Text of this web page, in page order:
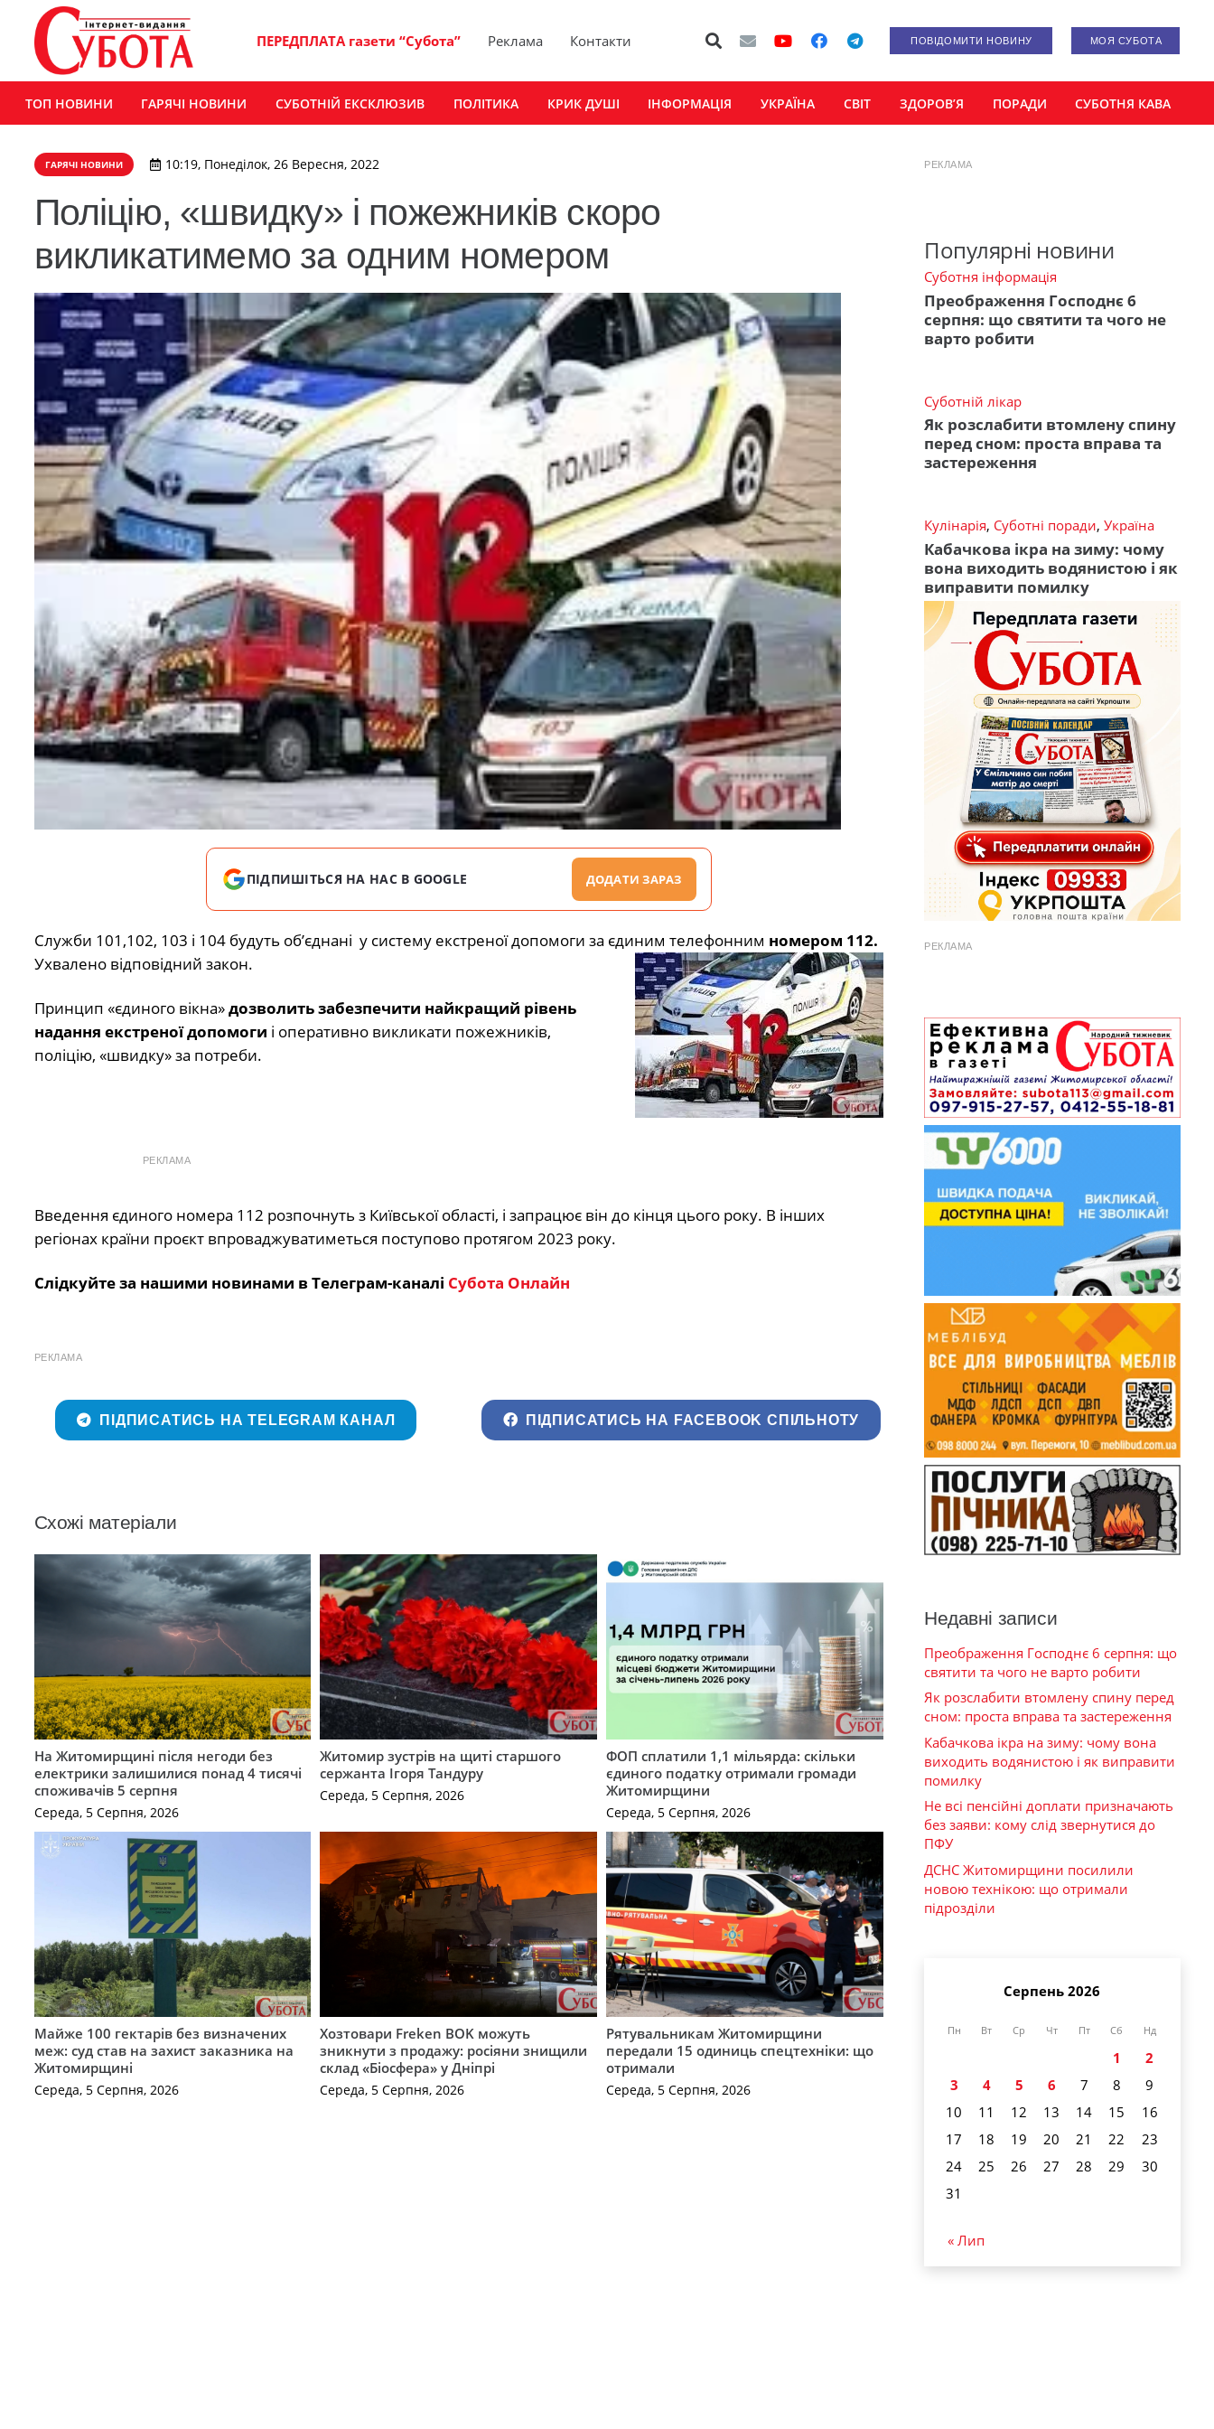
ПЕРЕДПЛАТА газети “Субота” Реклама Контакти ПОВІДОМИТИ НОВИНУ МОЯ СУБОТА
ТОП НОВИНИ ГАРЯЧІ НОВИНИ СУБОТНІЙ ЕКСКЛЮЗИВ ПОЛІТИКА КРИК ДУШІ ІНФОРМАЦІЯ УКРАЇНА СВІТ ЗДОРОВ’Я ПОРАДИ СУБОТНЯ КАВА
ГАРЯЧІ НОВИНИ 10:19, Понеділок, 26 Вересня, 2022
Поліцію, «швидку» і пожежників скоро
викликатимемо за одним номером
ПІДПИШІТЬСЯ НА НАС В GOOGLE ДОДАТИ ЗАРАЗ
Служби 101,102, 103 і 104 будуть об’єднані у систему екстреної допомоги за єдиним телефонним номером 112.
Ухвалено відповідний закон.
Принцип «єдиного вікна»дозволить забезпечити найкращий рівень
надання екстреної допомоги і оперативно викликати пожежників,
поліцію, «швидку» за потреби.
РЕКЛАМА
Введення єдиного номера 112 розпочнуть з Київської області, і запрацює він до кінця цього року. В інших
регіонах країни проєкт впроваджуватиметься поступово протягом 2023 року.
Слідкуйте за нашими новинами в Телеграм-каналі Субота Онлайн
РЕКЛАМА
ПІДПИСАТИСЬ НА TELEGRAM КАНАЛ ПІДПИСАТИСЬ НА FACEBOOK СПІЛЬНОТУ
Схожі матеріали
На Житомирщині після негоди без
електрики залишилися понад 4 тисячі
споживачів 5 серпня
Середа, 5 Серпня, 2026
Житомир зустрів на щиті старшого
сержанта Ігоря Тандуру
Середа, 5 Серпня, 2026
ФОП сплатили 1,1 мільярда: скільки
єдиного податку отримали громади
Житомирщини
Середа, 5 Серпня, 2026
Майже 100 гектарів без визначених
меж: суд став на захист заказника на
Житомирщині
Середа, 5 Серпня, 2026
Хозтовари Freken BOK можуть
зникнути з продажу: росіяни знищили
склад «Біосфера» у Дніпрі
Середа, 5 Серпня, 2026
Рятувальникам Житомирщини
передали 15 одиниць спецтехніки: що
отримали
Середа, 5 Серпня, 2026
РЕКЛАМА
Популярні новини
Суботня інформація
Преображення Господнє 6
серпня: що святити та чого не
варто робити
Суботній лікар
Як розслабити втомлену спину
перед сном: проста вправа та
застереження
Кулінарія, Суботні поради, Україна
Кабачкова ікра на зиму: чому
вона виходить водянистою і як
виправити помилку
РЕКЛАМА
Недавні записи
Преображення Господнє 6 серпня: що
святити та чого не варто робити
Як розслабити втомлену спину перед
сном: проста вправа та застереження
Кабачкова ікра на зиму: чому вона
виходить водянистою і як виправити
помилку
Не всі пенсійні доплати призначають
без заяви: кому слід звернутися до
ПФУ
ДСНС Житомирщини посилили
новою технікою: що отримали
підрозділи
Серпень 2026
Пн Вт Ср Чт Пт Сб Нд
1
2
3
4 5 6 7 8
9
10
11 12 13 14 15
16
17
18 19 20 21 22
23
24
25 26 27 28 29
30
31
« Лип